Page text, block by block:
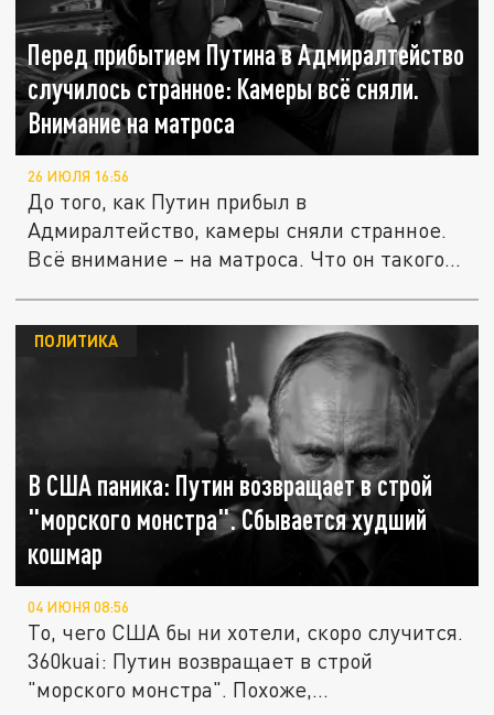
Перед прибытием Путина в Адмиралтейство
случилось странное: Камеры всё сняли.
Внимание на матроса
26 ИЮЛЯ 16:56
До того, как Путин прибыл в
Адмиралтейство, камеры сняли странное.
Всё внимание – на матроса. Что он такого...
В США паника: Путин возвращает в строй
"морского монстра". Сбывается худший
кошмар
ПОЛИТИКА
04 ИЮНЯ 08:56
То, чего США бы ни хотели, скоро случится.
360kuai: Путин возвращает в строй
"морского монстра". Похоже,...